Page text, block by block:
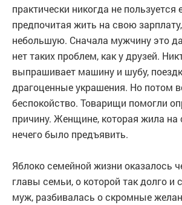
практически никогда не пользуется
предпочитая жить на свою
небольшую. Сначала мужчину это
нет таких проблем, как у друзей.
выпрашивает машину и шубу,
драгоценные украшения. Но потом
беспокойство. Товарищи помогли
причину. Женщине, которая жила на
нечего было предъявить.
Яблоко семейной жизни оказалось
главы семьи, о которой так долго и
муж, разбивалась о скромные